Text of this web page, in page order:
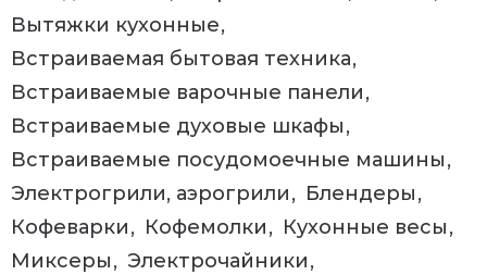
Вытяжки кухонные
Встраиваемая бытовая техника
Встраиваемые варочные панели
Встраиваемые духовые шкафы
Встраиваемые посудомоечные машины
Электрогрили, аэрогрили
Блендеры
Кофеварки
Кофемолки
Кухонные весы
Миксеры
Электрочайники